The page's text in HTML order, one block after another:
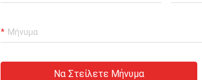
Να Στείλετε Μήνυμα